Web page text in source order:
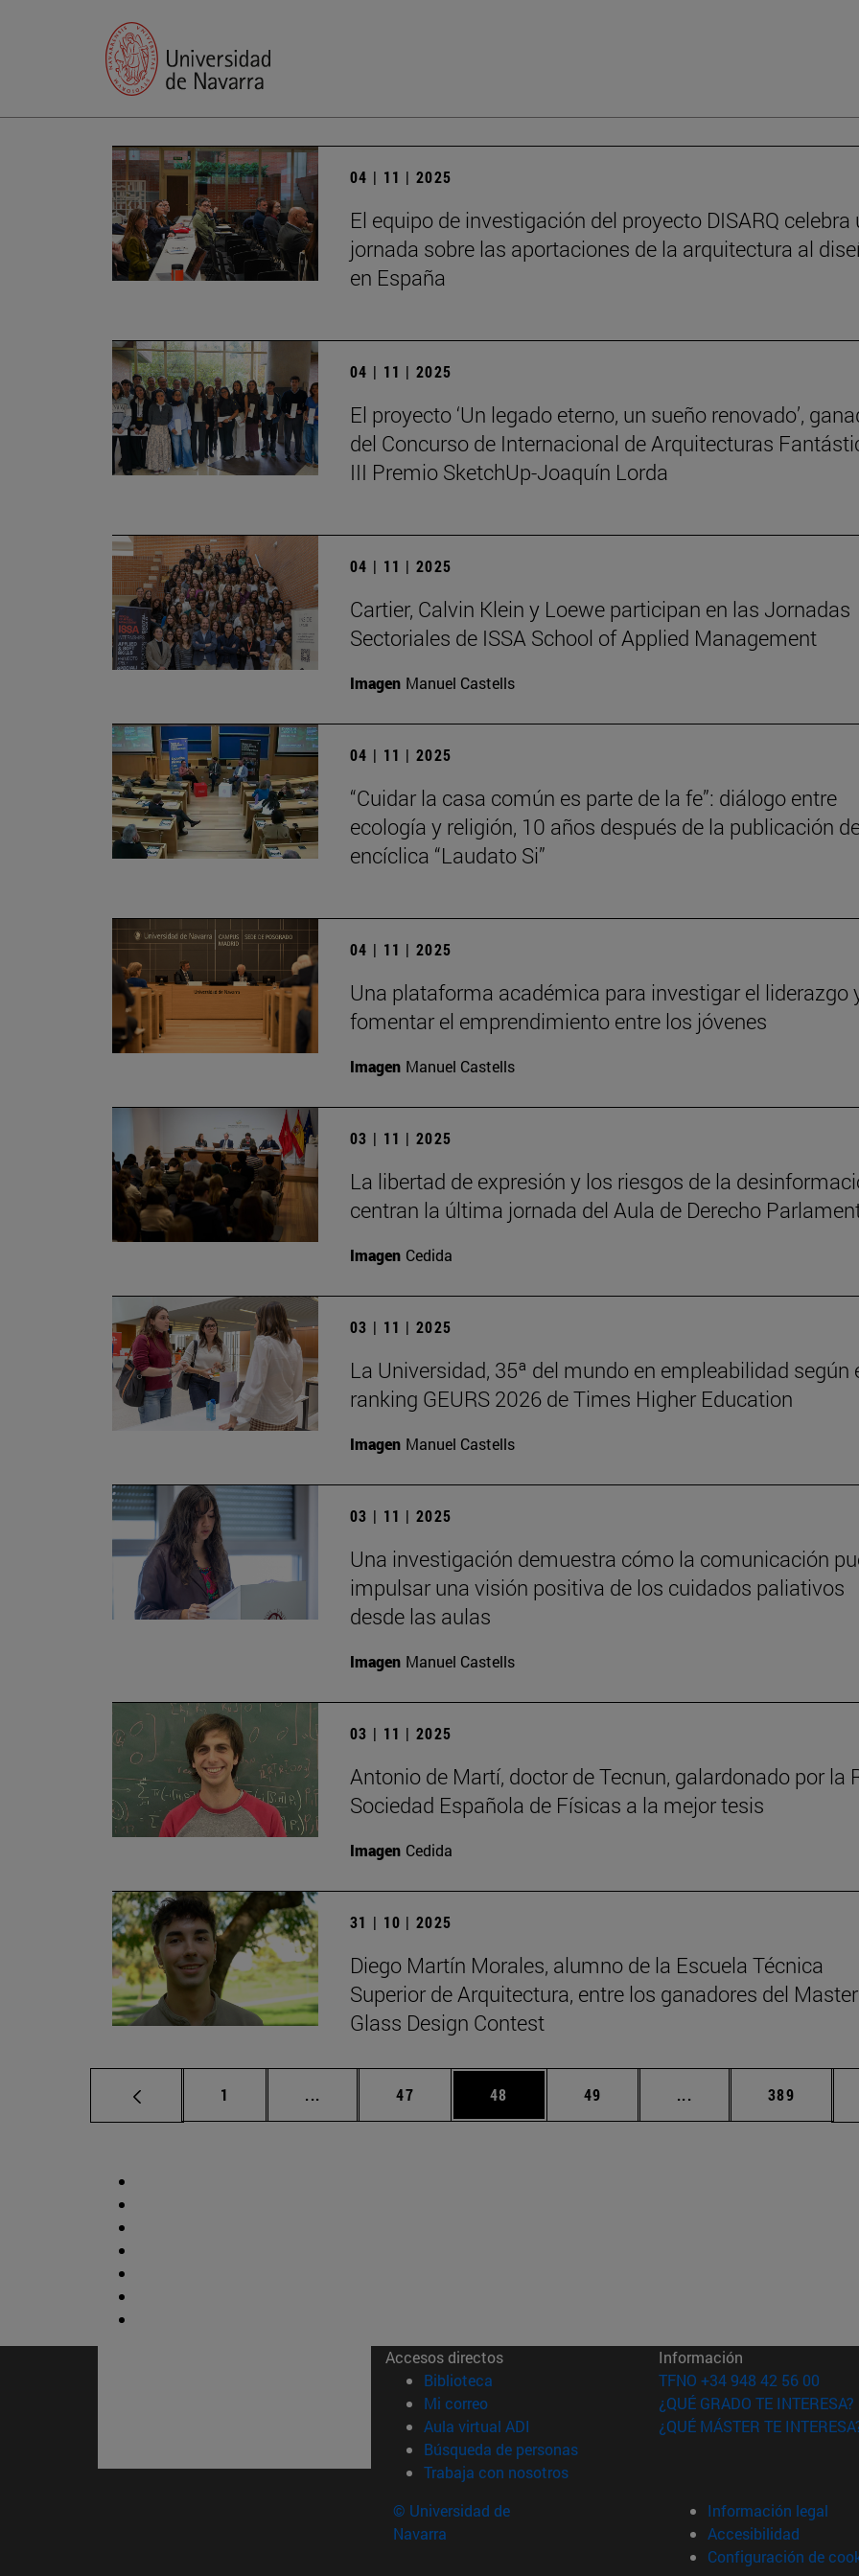
04 | 11 | 2025
El equipo de investigación del proyecto DISARQ celebra
jornada sobre las aportaciones de la arquitectura al
en España
04 | 11 | 2025
El proyecto ‘Un legado eterno, un sueño renovado’,
del Concurso de Internacional de Arquitecturas
III Premio SketchUp-Joaquín Lorda
04 | 11 | 2025
Cartier, Calvin Klein y Loewe participan en las Jornadas
Sectoriales de ISSA School of Applied Management
Imagen Manuel Castells
04 | 11 | 2025
“Cuidar la casa común es parte de la fe”: diálogo entre
ecología y religión, 10 años después de la publicación
encíclica “Laudato Si”
04 | 11 | 2025
Una plataforma académica para investigar el liderazgo
fomentar el emprendimiento entre los jóvenes
Imagen Manuel Castells
03 | 11 | 2025
La libertad de expresión y los riesgos de la
centran la última jornada del Aula de Derecho
Imagen Cedida
03 | 11 | 2025
La Universidad, 35ª del mundo en empleabilidad según
ranking GEURS 2026 de Times Higher Education
Imagen Manuel Castells
03 | 11 | 2025
Una investigación demuestra cómo la comunicación
impulsar una visión positiva de los cuidados paliativos
desde las aulas
Imagen Manuel Castells
03 | 11 | 2025
Antonio de Martí, doctor de Tecnun, galardonado por la
Sociedad Española de Físicas a la mejor tesis
Imagen Cedida
31 | 10 | 2025
Diego Martín Morales, alumno de la Escuela Técnica
Superior de Arquitectura, entre los ganadores del Master
Glass Design Contest
Página
1 ... Páginas intermedias Use TAB para desplazarse.
Página
47 Página
48 Página
49 ... Páginas intermedias
Página
389
Accesos directos
Biblioteca (abre en nueva ventana)
Mi correo(abre en nueva ventana)
Aula virtual ADI (abre en nueva ventana)
Búsqueda de personas(abre en nueva ventana)
Trabaja con nosotros(abre en nueva ventana)
Información
TFNO +34 948 42 56 00
¿QUÉ GRADO TE INTERESA?
¿QUÉ MÁSTER TE
© Universidad de
Navarra
Información legal
Accesibilidad
Configuración de